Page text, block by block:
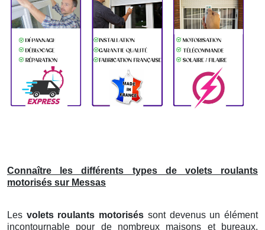
Connaître les différents types de volets roulants
motorisés sur Messas
Les volets roulants motorisés sont devenus un élément
incontournable pour de nombreux maisons et bureaux.